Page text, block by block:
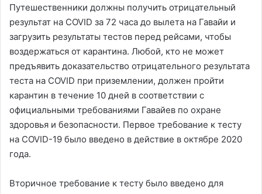
Путешественники должны получить отрицательный
результат на COVID за 72 часа до вылета на Гавайи и
загрузить результаты тестов перед рейсами, чтобы
воздержаться от карантина. Любой, кто не может
предъявить доказательство отрицательного результата
теста на COVID при приземлении, должен пройти
карантин в течение 10 дней в соответствии с
официальными требованиями Гавайев по охране
здоровья и безопасности. Первое требование к тесту
на COVID-19 было введено в действие в октябре 2020
года.
Вторичное требование к тесту было введено для